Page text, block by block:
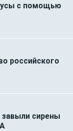
с помощью
российского
сирены